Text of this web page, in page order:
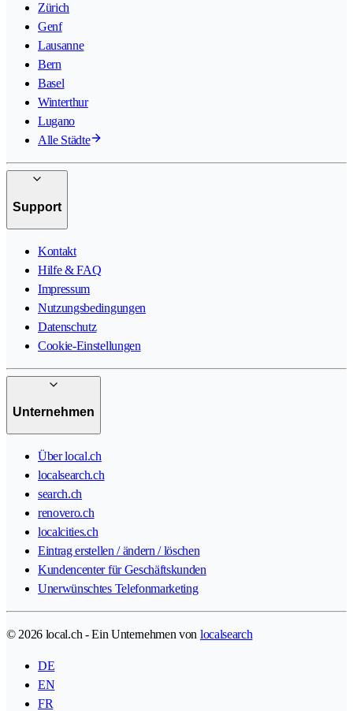
Zürich
Genf
Lausanne
Bern
Basel
Winterthur
Lugano
Alle Städte
Support
Kontakt
Hilfe & FAQ
Impressum
Nutzungsbedingungen
Datenschutz
Cookie-Einstellungen
Unternehmen
Über local.ch
localsearch.ch
search.ch
renovero.ch
localcities.ch
Eintrag erstellen / ändern / löschen
Kundencenter für Geschäftskunden
Unerwünschtes Telefonmarketing
© 2026 local.ch - Ein Unternehmen von localsearch
DE
EN
FR